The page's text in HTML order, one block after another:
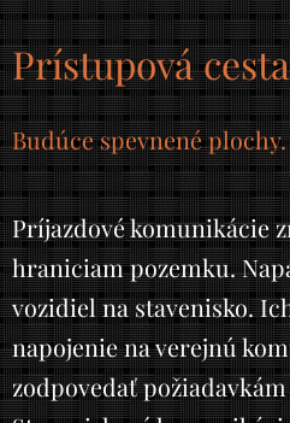
Prístupová
Budúce spevnené plochy.
Príjazdové komunikácie
hraniciam pozemku.
vozidiel na stavenisko.
napojenie na verejnú
zodpovedať